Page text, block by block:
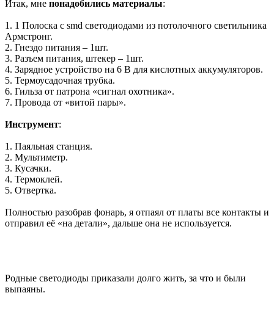
Итак, мне понадобились материалы:
1. 1 Полоска с smd светодиодами из потолочного светильника
Армстронг.
2. Гнездо питания – 1шт.
3. Разъем питания, штекер – 1шт.
4. Зарядное устройство на 6 В для кислотных аккумуляторов.
5. Термоусадочная трубка.
6. Гильза от патрона «сигнал охотника».
7. Провода от «витой пары».
Инструмент:
1. Паяльная станция.
2. Мультиметр.
3. Кусачки.
4. Термоклей.
5. Отвертка.
Полностью разобрав фонарь, я отпаял от платы все контакты и
отправил её «на детали», дальше она не используется.
Родные светодиоды приказали долго жить, за что и были
выпаяны.